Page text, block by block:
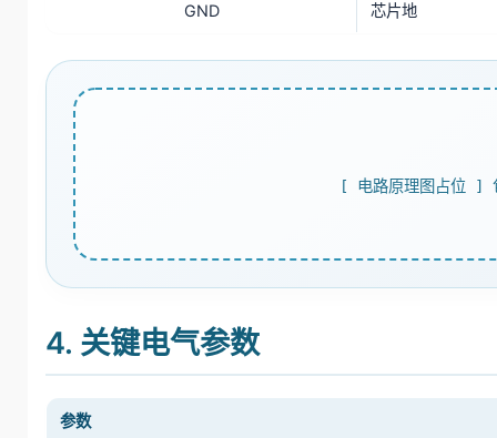
GND 芯片地
[ 电路原理图占位 ] 包
4. 关键电气参数
参数